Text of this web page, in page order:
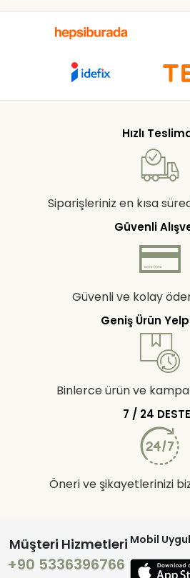
Hızlı
Siparişleriniz en kısa
Güvenli
Güvenli ve kolay
Geniş Ürün
Binlerce ürün ve
7 / 24
Öneri ve şikayetlerinizi
Müşteri Hizmetleri
+90 5336396766
Mobil